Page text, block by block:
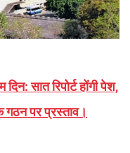
सात रिपोर्ट होंगी पेश,
पर प्रस्ताव।